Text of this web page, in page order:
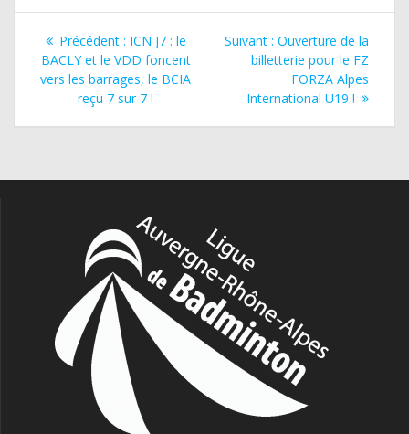
Navigation
de
l’article
Précédent : Article
précédent
:
ICN J7 : le
BACLY et le VDD foncent
vers les barrages, le BCIA
reçu 7 sur 7 !
Suivant : Article
suivant
Ouverture de la
billetterie pour le FZ
FORZA Alpes
International U19 !